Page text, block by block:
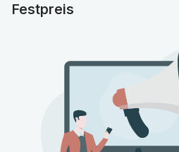
Festpreis